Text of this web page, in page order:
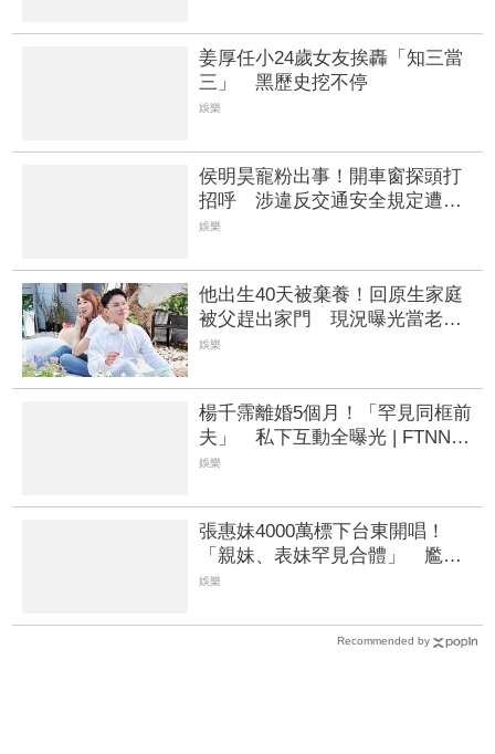
姜厚任小24歲女友挨轟「知三當
三」 黑歷史挖不停
娛樂
侯明昊寵粉出事！開車窗探頭打
招呼 涉違反交通安全規定遭警
方約談
娛樂
他出生40天被棄養！回原生家庭
被父趕出家門 現況曝光當老闆
翻身
娛樂
楊千霈離婚5個月！「罕見同框前
夫」 私下互動全曝光 | FTNN
新聞網
娛樂
張惠妹4000萬標下台東開唱！
「親妹、表妹罕見合體」 尷
尬：我們有生鏽嗎
娛樂
Recommended by